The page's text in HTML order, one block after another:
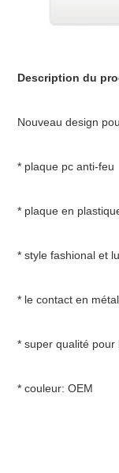
Nouveau
*
* plaque
* style
* le
* super
*